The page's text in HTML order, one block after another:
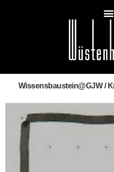
Wissensbaustein@GJW /